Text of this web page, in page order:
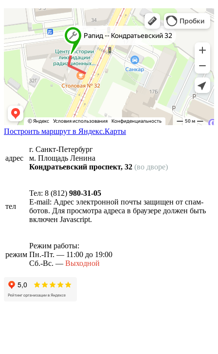
Построить маршрут в Яндекс.Карты
адрес
г. Санкт-Петербург
м. Площадь Ленина
Кондратьевский проспект, 32 (во дворе)
тел
Тел: 8 (812) 980-31-05
E-mail: Адрес электронной почты защищен от спам-
ботов. Для просмотра адреса в браузере должен быть
включен Javascript.
режим
Режим работы:
Пн.-Пт. — 11:00 до 19:00
Сб.-Вс. — Выходной